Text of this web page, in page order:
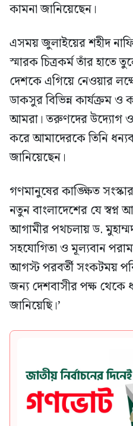
কামনা জানিয়েছেন।
এসময় জুলাইয়ের শহীদ
স্মারক চিত্রকর্ম তাঁর
দেশকে এগিয়ে নেওয়ার
ডাকসুর বিভিন্ন কার্যক্রম ও
আমরা। তরুণদের উদ্যোগ ও
করে আমাদেরকে তিনি
জানিয়েছেন।
গণমানুষের কাঙ্ক্ষিত
নতুন বাংলাদেশের যে স্বপ্ন
আগামীর পথচলায় ড.
সহযোগিতা ও মূল্যবান
আগস্ট পরবর্তী সংকটময়
জন্য দেশবাসীর পক্ষ থেকে
জানিয়েছি।’